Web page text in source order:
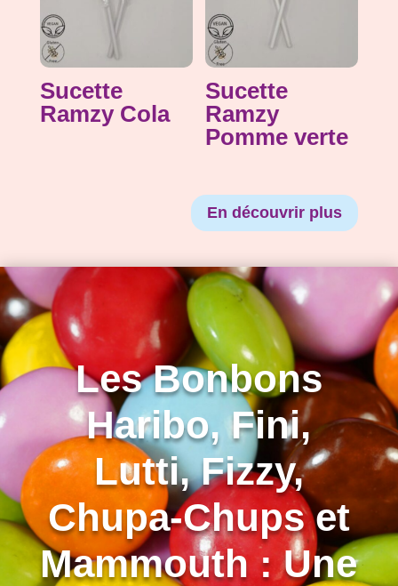
Sucette
Ramzy Cola
Sucette
Ramzy
Pomme verte
En découvrir plus
Les Bonbons
Haribo, Fini,
Lutti, Fizzy,
Chupa-Chups et
Mammouth : Une